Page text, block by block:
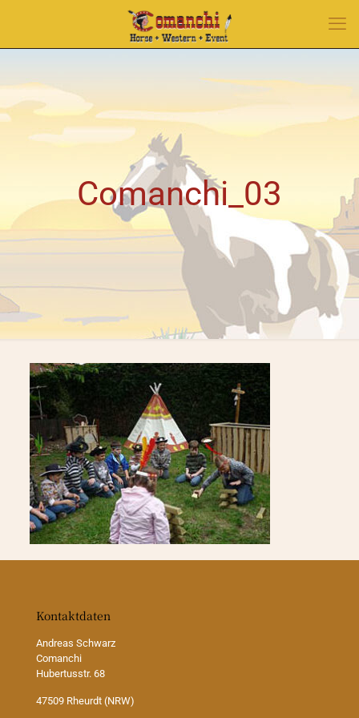
Comanchi_03
Kontaktdaten
Andreas Schwarz
Comanchi
Hubertusstr. 68
47509 Rheurdt (NRW)